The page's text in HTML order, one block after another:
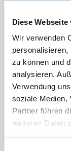
Diese
Wir verwenden
zu können und
analysieren.
Verwendung
soziale Medien,
Partner führen
weiteren Daten
*Swissmem